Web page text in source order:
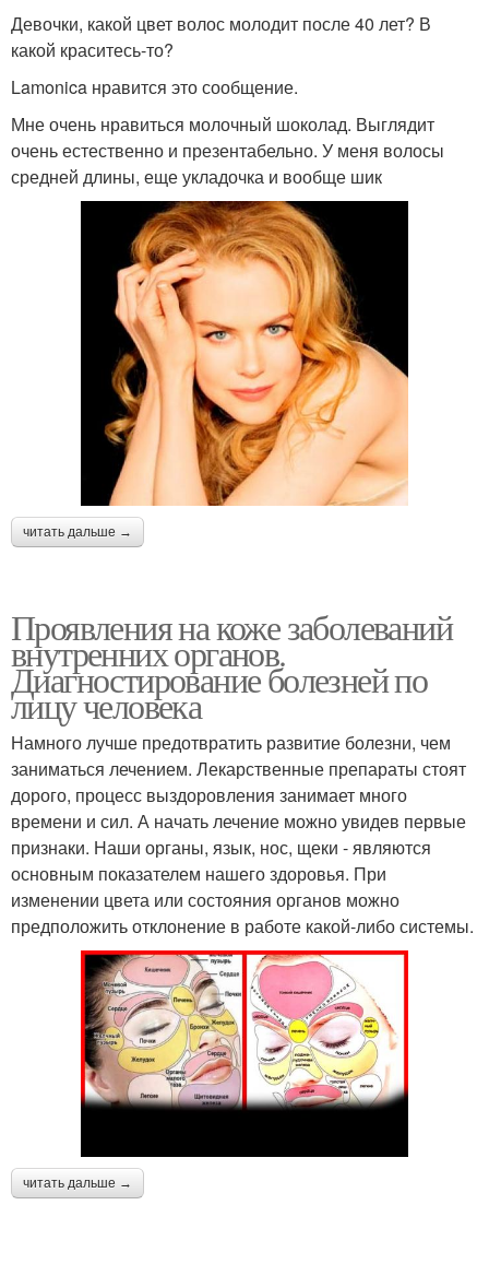
Девочки, какой цвет волос молодит после 40 лет? В
какой краситесь-то?
Lamonica нравится это сообщение.
Мне очень нравиться молочный шоколад. Выглядит
очень естественно и презентабельно. У меня волосы
средней длины, еще укладочка и вообще шик
читать дальше →
Проявления на коже заболеваний
внутренних органов.
Диагностирование болезней по
лицу человека
Намного лучше предотвратить развитие болезни, чем
заниматься лечением. Лекарственные препараты стоят
дорого, процесс выздоровления занимает много
времени и сил. А начать лечение можно увидев первые
признаки. Наши органы, язык, нос, щеки - являются
основным показателем нашего здоровья. При
изменении цвета или состояния органов можно
предположить отклонение в работе какой-либо системы.
читать дальше →